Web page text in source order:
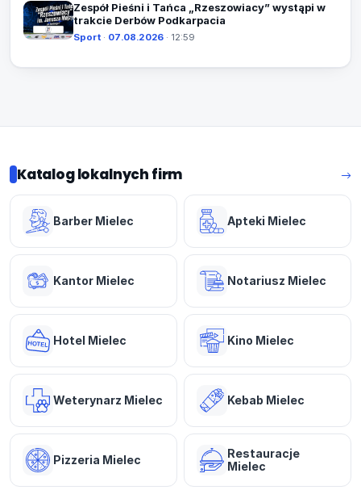
Zespół Pieśni i Tańca „Rzeszowiacy” wystąpi w
trakcie Derbów Podkarpacia
Sport · 07.08.2026 · 12:59
Katalog lokalnych firm
Barber Mielec Apteki Mielec
Kantor Mielec Notariusz Mielec
Hotel Mielec Kino Mielec
Weterynarz Mielec Kebab Mielec
Pizzeria Mielec
Restauracje
Mielec